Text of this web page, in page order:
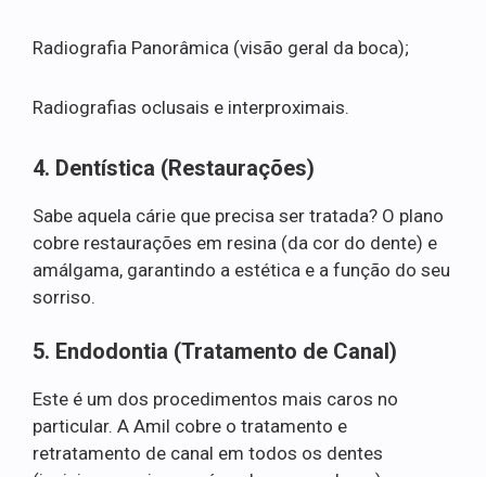
Radiografia Panorâmica (visão geral da boca);
Radiografias oclusais e interproximais.
4. Dentística (Restaurações)
Sabe aquela cárie que precisa ser tratada? O plano
cobre restaurações em resina (da cor do dente) e
amálgama, garantindo a estética e a função do seu
sorriso.
5. Endodontia (Tratamento de Canal)
Este é um dos procedimentos mais caros no
particular. A Amil cobre o tratamento e
retratamento de canal em todos os dentes